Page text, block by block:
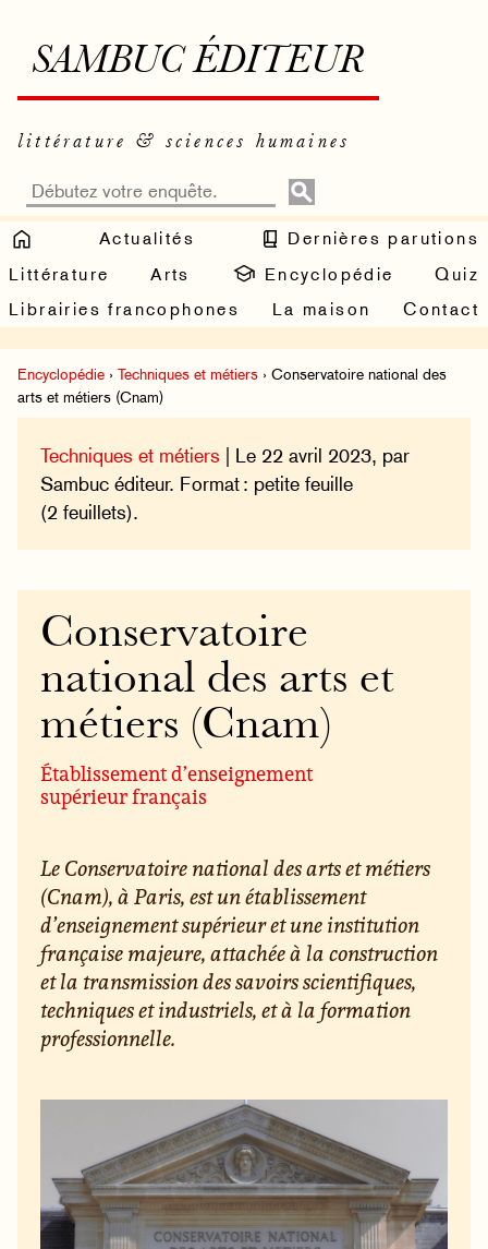
SAMBUC ÉDITEUR
littérature & sciences humaines
Actualités
Dernières parutions
Littérature
Arts Encyclopédie
Quiz
Librairies francophones
La maison Contact
Encyclopédie › Techniques et métiers › Conservatoire national des
arts et métiers (Cnam)
Techniques et métiers | Le 22 avril 2023, par
Sambuc éditeur. Format : petite feuille
(2 feuillets).
Conservatoire
national des arts et
métiers (Cnam)
Établissement d’enseignement
supérieur français
Le Conservatoire national des arts et métiers
(Cnam), à Paris, est un établissement
d’enseignement supérieur et une institution
française majeure, attachée à la construction
et la transmission des savoirs scientifiques,
techniques et industriels, et à la formation
professionnelle.